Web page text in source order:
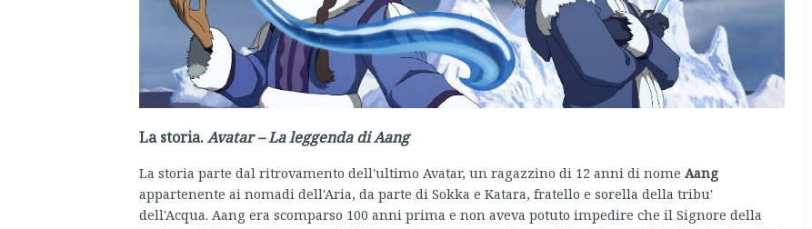
La storia.Avatar – La leggenda di Aang
La storia parte dal ritrovamento dell'ultimo Avatar, un ragazzino di 12 anni di nome Aang
appartenente ai nomadi dell'Aria, da parte di Sokka e Katara, fratello e sorella della tribu'
dell'Acqua. Aang era scomparso 100 anni prima e non aveva potuto impedire che il Signore della